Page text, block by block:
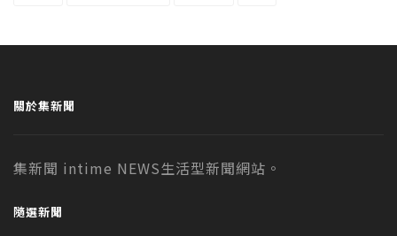
關於集新聞
集新聞 intime NEWS生活型新聞網站。
隨選新聞